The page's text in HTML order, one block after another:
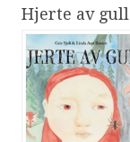
Hjerte av gull